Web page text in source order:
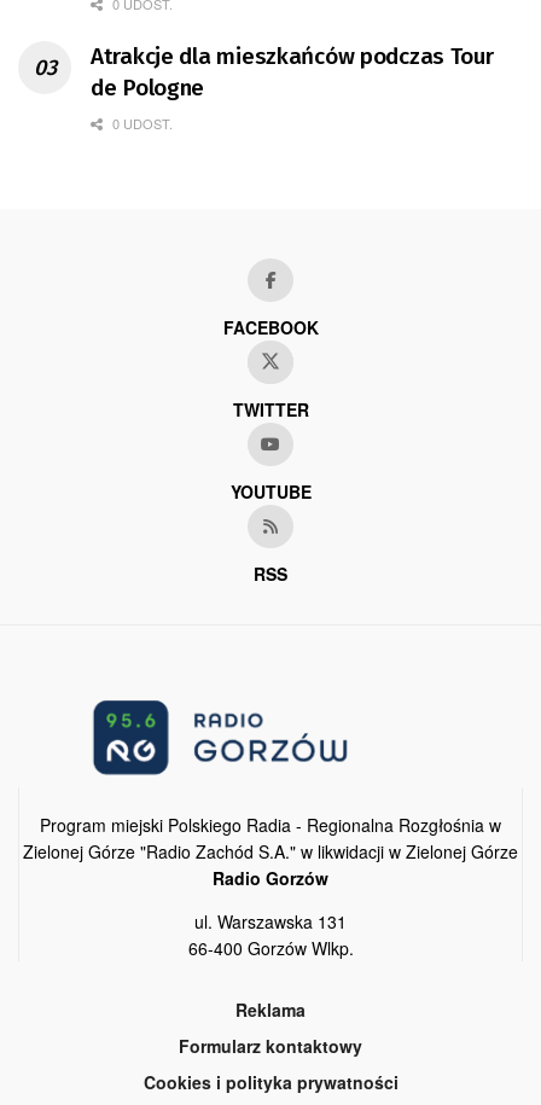
Atrakcje dla mieszkańców podczas Tour
de Pologne
0 UDOST.
FACEBOOK
TWITTER
YOUTUBE
RSS
Program miejski Polskiego Radia - Regionalna Rozgłośnia w
Zielonej Górze "Radio Zachód S.A." w likwidacji w Zielonej Górze
Radio Gorzów
ul. Warszawska 131
66-400 Gorzów Wlkp.
Reklama
Formularz kontaktowy
Cookies i polityka prywatności